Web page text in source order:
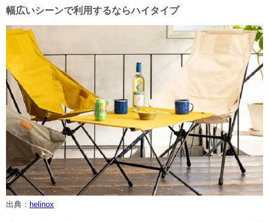
幅広いシーンで利用するならハイタイプ
出典： helinox